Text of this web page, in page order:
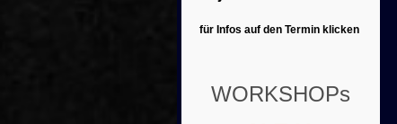
für Infos auf den Termin klicken
WORKSHOPs